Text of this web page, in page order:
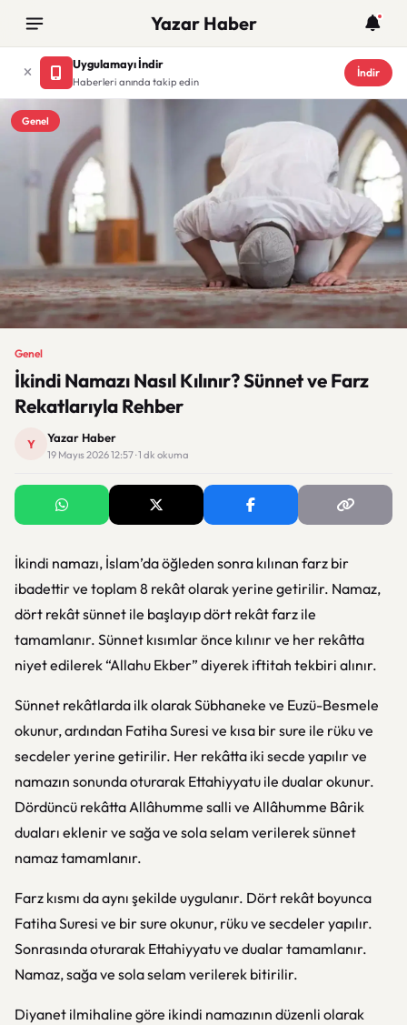
Yazar Haber
Uygulamayı İndir
Haberleri anında takip edin
İndir
Genel
Genel
İkindi Namazı Nasıl Kılınır? Sünnet ve Farz
Rekatlarıyla Rehber
Y Yazar Haber
19 Mayıs 2026 12:57 · 1 dk okuma
İkindi namazı, İslam’da öğleden sonra kılınan farz bir
ibadettir ve toplam 8 rekât olarak yerine getirilir. Namaz,
dört rekât sünnet ile başlayıp dört rekât farz ile
tamamlanır. Sünnet kısımlar önce kılınır ve her rekâtta
niyet edilerek “Allahu Ekber” diyerek iftitah tekbiri alınır.
Sünnet rekâtlarda ilk olarak Sübhaneke ve Euzü-Besmele
okunur, ardından Fatiha Suresi ve kısa bir sure ile rüku ve
secdeler yerine getirilir. Her rekâtta iki secde yapılır ve
namazın sonunda oturarak Ettahiyyatu ile dualar okunur.
Dördüncü rekâtta Allâhumme salli ve Allâhumme Bârik
duaları eklenir ve sağa ve sola selam verilerek sünnet
namaz tamamlanır.
Farz kısmı da aynı şekilde uygulanır. Dört rekât boyunca
Fatiha Suresi ve bir sure okunur, rüku ve secdeler yapılır.
Sonrasında oturarak Ettahiyyatu ve dualar tamamlanır.
Namaz, sağa ve sola selam verilerek bitirilir.
Diyanet ilmihaline göre ikindi namazının düzenli olarak